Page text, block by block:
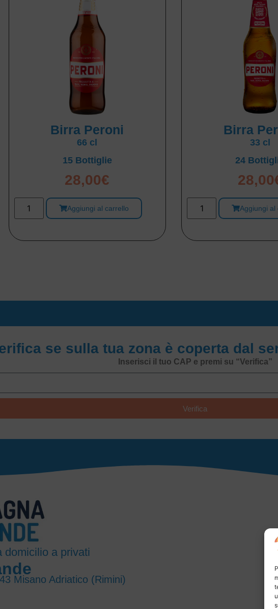
Birra Peroni
66 cl
15 Bottiglie
28,00€
Aggiungi al carrello
Birra
33 cl
24
28,00
Aggiungi al
se sulla tua zona è coperta dal
Inserisci il tuo CAP e premi su “Verifica”
Verifica
domicilio a privati
Misano Adriatico (Rimini)